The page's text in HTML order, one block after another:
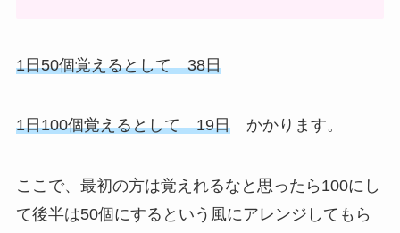
1日50個覚えるとして 38日
1日100個覚えるとして 19日かかります。
ここで、最初の方は覚えれるなと思ったら100にし
て後半は50個にするという風にアレンジしてもら